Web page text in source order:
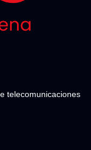
telecomunicaciones